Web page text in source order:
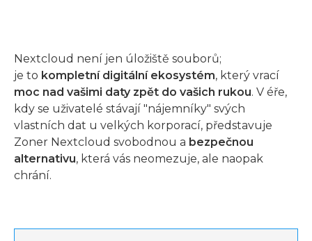
Nextcloud není jen úložiště souborů;
je to kompletní digitální ekosystém, který vrací
moc nad vašimi daty zpět do vašich rukou. V éře,
kdy se uživatelé stávají "nájemníky" svých
vlastních dat u velkých korporací, představuje
Zoner Nextcloud svobodnou a bezpečnou
alternativu, která vás neomezuje, ale naopak
chrání.